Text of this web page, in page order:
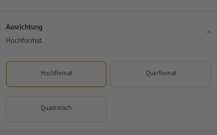
Ausrichtung
Hochformat
Hochformat Querformat
Quadratisch